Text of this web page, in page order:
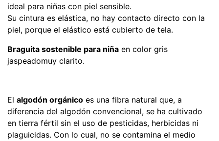
ideal para niñas con piel sensible.
Su cintura es elástica, no hay contacto directo con la
piel, porque el elástico está cubierto de tela.
Braguita sostenible para niña en color gris
jaspeadomuy clarito.
El algodón orgánico es una fibra natural que, a
diferencia del algodón convencional, se ha cultivado
en tierra fértil sin el uso de pesticidas, herbicidas ni
plaguicidas. Con lo cual, no se contamina el medio